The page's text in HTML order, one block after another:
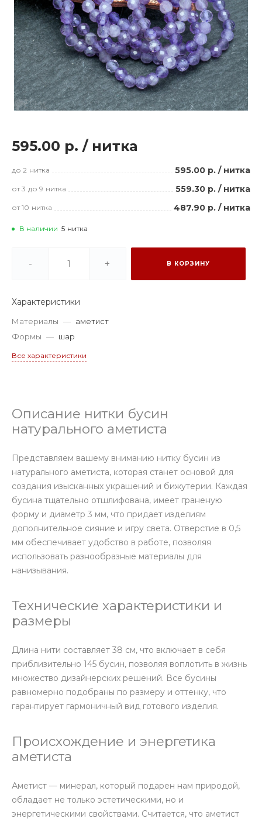
595.00 р. / нитка
до 2 нитка 595.00 р. / нитка
от 3 до 9 нитка 559.30 р. / нитка
от 10 нитка 487.90 р. / нитка
В наличии 5 нитка
- + В КОРЗИНУ
Характеристики
Материалы — аметист
Формы — шар
Все характеристики
Описание нитки бусин
натурального аметиста
Представляем вашему вниманию нитку бусин из
натурального аметиста, которая станет основой для
создания изысканных украшений и бижутерии. Каждая
бусина тщательно отшлифована, имеет граненую
форму и диаметр 3 мм, что придает изделиям
дополнительное сияние и игру света. Отверстие в 0,5
мм обеспечивает удобство в работе, позволяя
использовать разнообразные материалы для
нанизывания.
Технические характеристики и
размеры
Длина нити составляет 38 см, что включает в себя
приблизительно 145 бусин, позволяя воплотить в жизнь
множество дизайнерских решений. Все бусины
равномерно подобраны по размеру и оттенку, что
гарантирует гармоничный вид готового изделия.
Происхождение и энергетика
аметиста
Аметист — минерал, который подарен нам природой,
обладает не только эстетическими, но и
энергетическими свойствами. Считается, что аметист